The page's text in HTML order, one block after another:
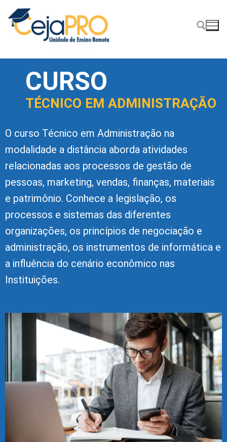
CURSO
TÉCNICO EM ADMINISTRAÇÃO
O curso Técnico em Administração na
modalidade a distância aborda atividades
relacionadas aos processos de gestão de
pessoas, marketing, vendas, finanças, materiais
e patrimônio. Conhece a legislação, os
processos e sistemas das diferentes
organizações, os princípios de negociação e
administração, os instrumentos de informática e
a influência do cenário econômico nas
Instituições.